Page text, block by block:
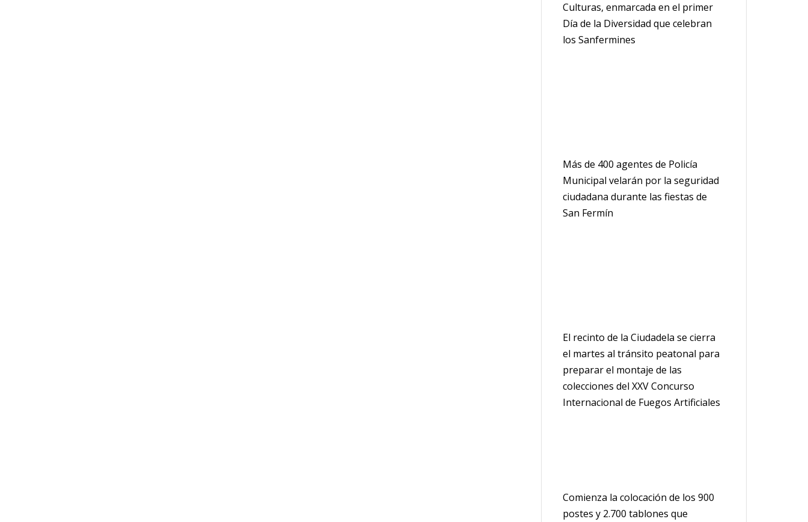
Culturas, enmarcada en el primer
Día de la Diversidad que celebran
los Sanfermines
Más de 400 agentes de Policía
Municipal velarán por la seguridad
ciudadana durante las fiestas de
San Fermín
El recinto de la Ciudadela se cierra
el martes al tránsito peatonal para
preparar el montaje de las
colecciones del XXV Concurso
Internacional de Fuegos Artificiales
Comienza la colocación de los 900
postes y 2.700 tablones que